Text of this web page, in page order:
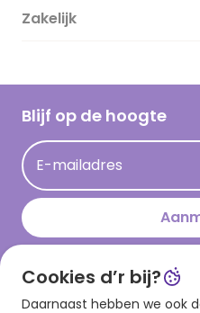
Duurzaamheid
Hallmark Kaartclub
Acties
Persberichten
Hallmark en
Magazine
Cadeau inspiratie
Kaartinspiratie
Zakelijk
Blijf op de hoogte
E-mailadres
Download onze app
Cookies d’r bij?
Daarnaast hebben we ook